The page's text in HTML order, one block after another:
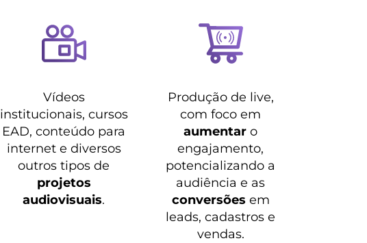
Vídeos
institucionais, cursos
EAD, conteúdo para
internet e diversos
outros tipos de
projetos
audiovisuais.
Produção de live,
com foco em
aumentar o
engajamento,
potencializando a
audiência e as
conversões em
leads, cadastros e
vendas.